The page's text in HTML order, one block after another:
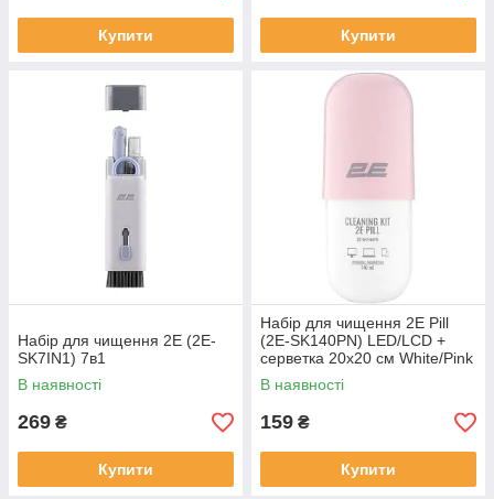
Купити Купити
Набір для чищення 2E (2E-
SK7IN1) 7в1
В наявності
269 ₴
Купити
Набір для чищення 2E Pill
(2E-SK140PN) LED/LCD +
серветка 20х20 см White/Pink
В наявності
159 ₴
Купити